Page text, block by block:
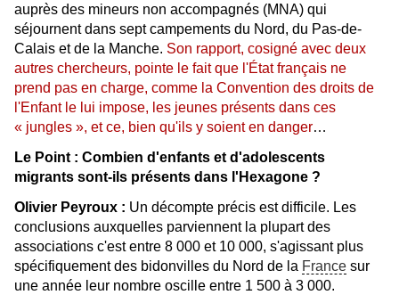
auprès des mineurs non accompagnés (MNA) qui
séjournent dans sept campements du Nord, du Pas-de-
Calais et de la Manche. Son rapport, cosigné avec deux
autres chercheurs, pointe le fait que l'État français ne
prend pas en charge, comme la Convention des droits de
l'Enfant le lui impose, les jeunes présents dans ces
« jungles », et ce, bien qu'ils y soient en danger…
Le Point : Combien d'enfants et d'adolescents
migrants sont-ils présents dans l'Hexagone ?
Olivier Peyroux : Un décompte précis est difficile. Les
conclusions auxquelles parviennent la plupart des
associations c'est entre 8 000 et 10 000, s'agissant plus
spécifiquement des bidonvilles du Nord de la France sur
une année leur nombre oscille entre 1 500 à 3 000.